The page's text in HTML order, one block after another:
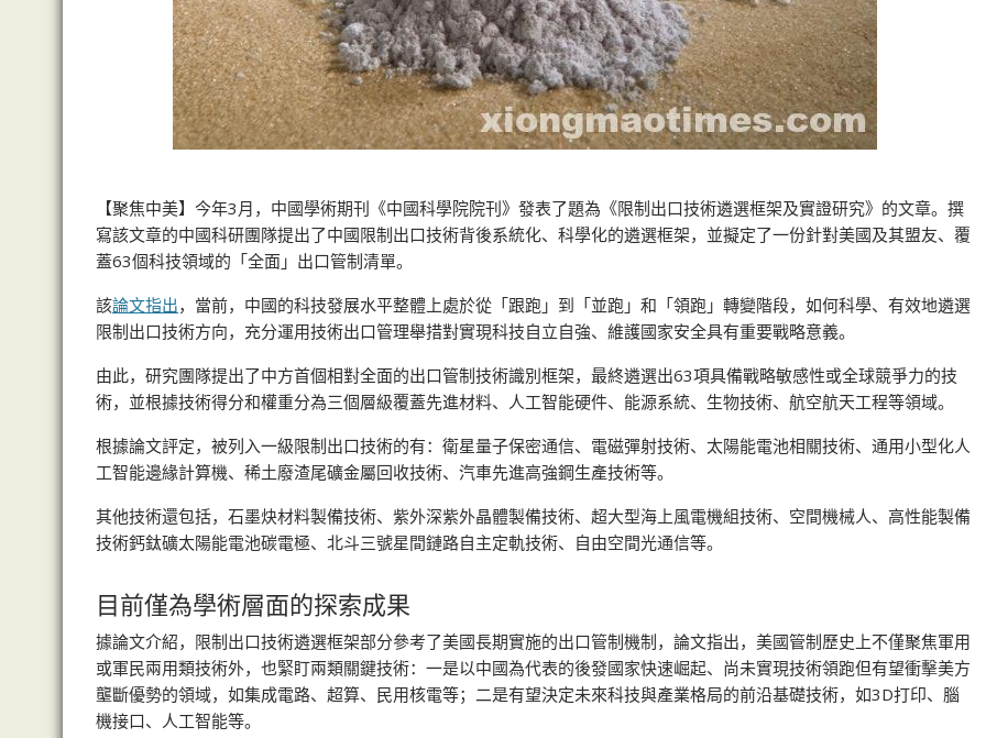
【聚焦中美】今年3月，中國學術期刊《中國科學院院刊》發表了題為《限制出口技術遴選框架及實證研究》的文章。撰
寫該文章的中國科研團隊提出了中國限制出口技術背後系統化、科學化的遴選框架，並擬定了一份針對美國及其盟友、覆
蓋63個科技領域的「全面」出口管制清單。
該論文指出，當前，中國的科技發展水平整體上處於從「跟跑」到「並跑」和「領跑」轉變階段，如何科學、有效地遴選
限制出口技術方向，充分運用技術出口管理舉措對實現科技自立自強、維護國家安全具有重要戰略意義。
由此，研究團隊提出了中方首個相對全面的出口管制技術識別框架，最終遴選出63項具備戰略敏感性或全球競爭力的技
術，並根據技術得分和權重分為三個層級覆蓋先進材料、人工智能硬件、能源系統、生物技術、航空航天工程等領域。
根據論文評定，被列入一級限制出口技術的有：衛星量子保密通信、電磁彈射技術、太陽能電池相關技術、通用小型化人
工智能邊緣計算機、稀土廢渣尾礦金屬回收技術、汽車先進高強鋼生產技術等。
其他技術還包括，石墨炔材料製備技術、紫外深紫外晶體製備技術、超大型海上風電機組技術、空間機械人、高性能製備
技術鈣鈦礦太陽能電池碳電極、北斗三號星間鏈路自主定軌技術、自由空間光通信等。
目前僅為學術層面的探索成果
據論文介紹，限制出口技術遴選框架部分參考了美國長期實施的出口管制機制，論文指出，美國管制歷史上不僅聚焦軍用
或軍民兩用類技術外，也緊盯兩類關鍵技術：一是以中國為代表的後發國家快速崛起、尚未實現技術領跑但有望衝擊美方
壟斷優勢的領域，如集成電路、超算、民用核電等；二是有望決定未來科技與產業格局的前沿基礎技術，如3D打印、腦
機接口、人工智能等。